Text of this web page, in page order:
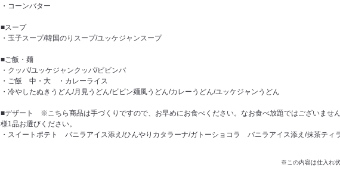
・コーンバター
■スープ
・玉子スープ/韓国のりスープ/ユッケジャンスープ
■ご飯・麺
・クッパ/ユッケジャンクッパ/ビビンバ
・ご飯 中・大 ・カレーライス
・冷やしたぬきうどん/月見うどん/ビビン麺風うどん/カレーうどん/ユッケジャンうどん
■デザート ※こちら商品は手づくりですので、お早めにお食べください。なお食べ放題ではございませ
様1品お選びください。
・スイートポテト バニラアイス添え/ひんやりカタラーナ/ガトーショコラ バニラアイス添え/抹茶ティ
※この内容は仕入れ